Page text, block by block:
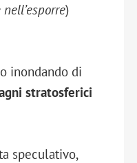
)
inondando di
stratosferici
speculativo,